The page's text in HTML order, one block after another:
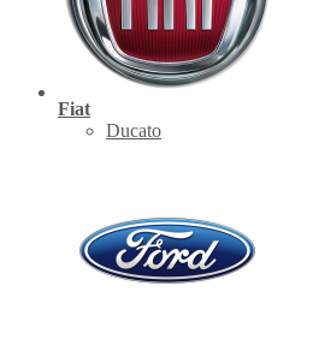
Fiat
Ducato